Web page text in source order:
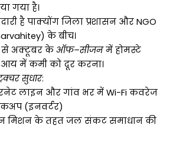
गया है।
है पाक्योंग जिला प्रशासन और NGO
के बीच।
से अक्टूबर केऑफ–सीजनमें होमस्टे
में कमी को दूर करना।
सुधार:
लाइन और गांव भर में Wi-Fi कवरेज
(इनवर्टर)
मिशन के तहत जल संकट समाधान की